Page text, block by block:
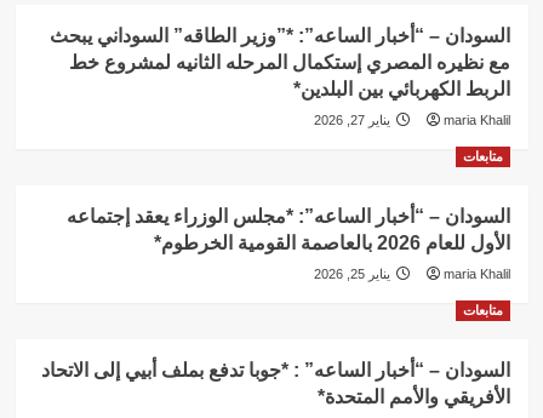
السودان – “أخبار الساعه”: *”وزير الطاقه” السوداني يبحث
مع نظيره المصري إستكمال المرحله الثانيه لمشروع خط
الربط الكهربائي بين البلدين*
maria Khalil يناير 27, 2026
متابعات
السودان – “أخبار الساعه”: *مجلس الوزراء يعقد إجتماعه
الأول للعام 2026 بالعاصمة القومية الخرطوم*
maria Khalil يناير 25, 2026
متابعات
السودان – “أخبار الساعه” : *جوبا تدفع بملف أبيي إلى الاتحاد
الأفريقي والأمم المتحدة*